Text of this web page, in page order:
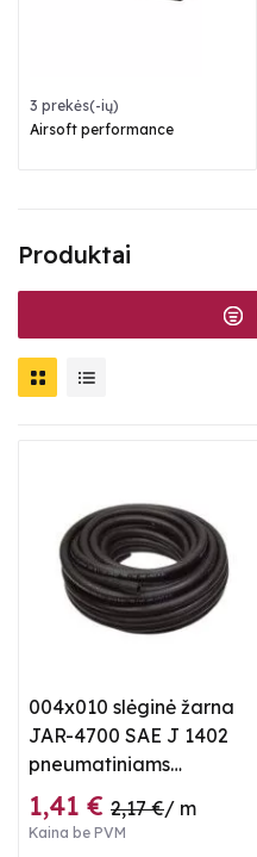
3 prekės(-ių)
Airsoft performance
Produktai
004x010 slėginė žarna
JAR-4700 SAE J 1402
pneumatiniams
stabdžams
1,41 € 2,17 €/ m
Kaina be PVM